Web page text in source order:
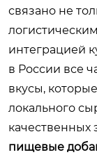
связано не
интеграцией
в России все
вкусы,
локального
качественных
пищевые